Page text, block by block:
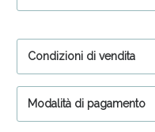
Condizioni di vendita
Modalità di pagamento